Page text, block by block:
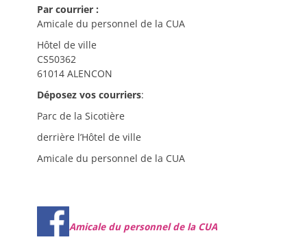
Par courrier :
Amicale du personnel de la CUA
Hôtel de ville
CS50362
61014 ALENCON
Déposez vos courriers:
Parc de la Sicotière
derrière l’Hôtel de ville
Amicale du personnel de la CUA
Amicale du personnel de la CUA